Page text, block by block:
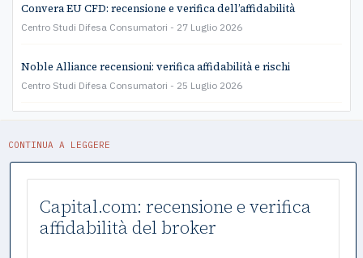
Convera EU CFD: recensione e verifica dell’affidabilità
Centro Studi Difesa Consumatori 27 Luglio 2026
Noble Alliance recensioni: verifica affidabilità e rischi
Centro Studi Difesa Consumatori 25 Luglio 2026
CONTINUA A LEGGERE
Capital.com: recensione e verifica
affidabilità del broker